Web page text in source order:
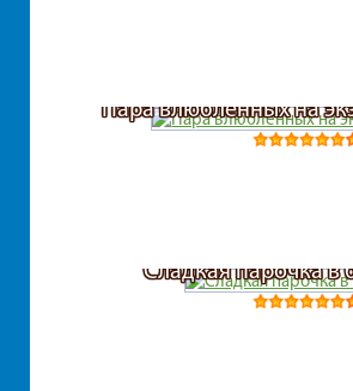
Пара влюбленных на
Сладкая парочка в